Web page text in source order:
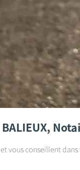
vous conseillent